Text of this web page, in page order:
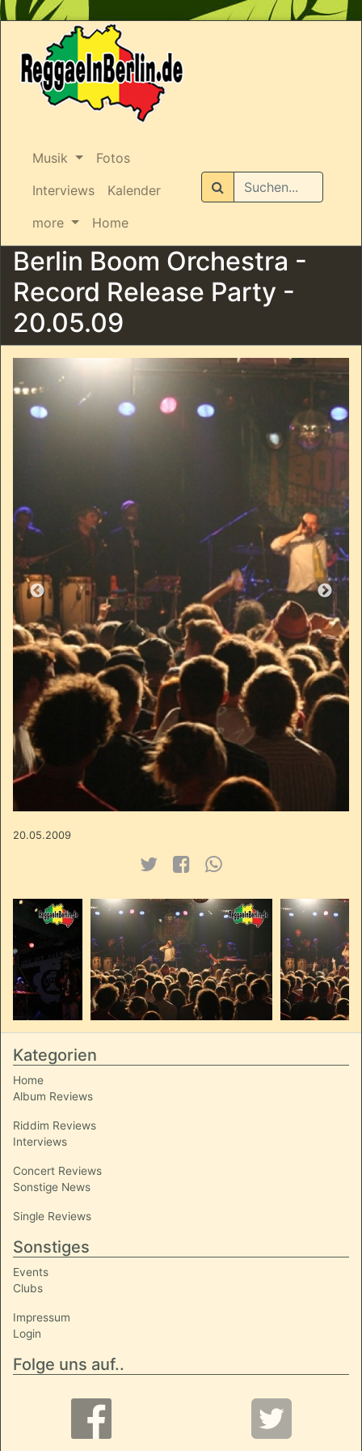
Musik
Fotos
Interviews
Kalender
more
Home
Suchen
Berlin Boom Orchestra -
Record Release Party -
20.05.09
20.05.2009
Kategorien
Home
Album Reviews
Riddim Reviews
Interviews
Concert Reviews
Sonstige News
Single Reviews
Sonstiges
Events
Clubs
Impressum
Login
Folge uns auf..